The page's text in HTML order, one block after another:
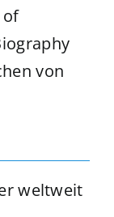
of
von
weltweit